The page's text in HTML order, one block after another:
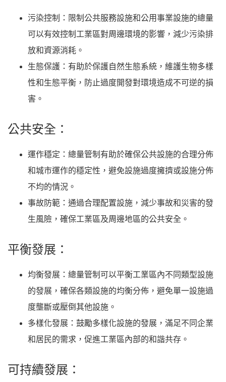
污染控制：限制公共服務設施和公用事業設施的總量
可以有效控制工業區對周邊環境的影響，減少污染排
放和資源消耗。
生態保護：有助於保護自然生態系統，維護生物多樣
性和生態平衡，防止過度開發對環境造成不可逆的損
害。
公共安全：
運作穩定：總量管制有助於確保公共設施的合理分佈
和城市運作的穩定性，避免設施過度擁擠或設施分佈
不均的情況。
事故防範：通過合理配置設施，減少事故和災害的發
生風險，確保工業區及周邊地區的公共安全。
平衡發展：
均衡發展：總量管制可以平衡工業區內不同類型設施
的發展，確保各類設施的均衡分佈，避免單一設施過
度壟斷或壓倒其他設施。
多樣化發展：鼓勵多樣化設施的發展，滿足不同企業
和居民的需求，促進工業區內部的和諧共存。
可持續發展：